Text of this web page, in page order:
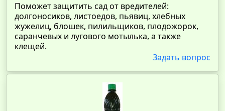
Поможет защитить сад от вредителей:
долгоносиков, листоедов, пьявиц, хлебных
жужелиц, блошек, пилильщиков, плодожорок,
саранчевых и лугового мотылька, а также
клещей.
Задать вопрос